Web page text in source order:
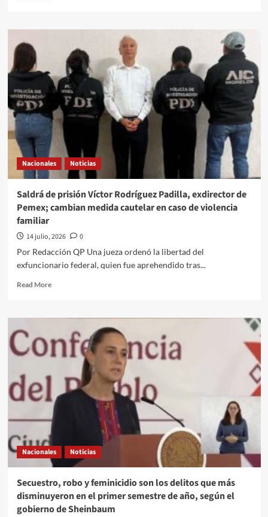
El
Político
través///Jose
Alberto
Prado
Angeles///La
inestabilidad
de
Trump
las
llamadas
Marina
del
Nacionales Noticias
Saldrá de prisión Víctor Rodríguez Padilla, exdirector de
Pemex; cambian medida cautelar en caso de violencia
familiar
14 julio, 2026
0
Por Redacción QP Una jueza ordenó la libertad del
exfuncionario federal, quien fue aprehendido tras...
Read MoreRead
Saldrá
prisión
Rodríguez
Padilla,
exdirector
de
Pemex;
cambian
medida
en
caso
violencia
familiar
Nacionales Noticias
Secuestro, robo y feminicidio son los delitos que más
disminuyeron en el primer semestre de año, según el
gobierno de Sheinbaum